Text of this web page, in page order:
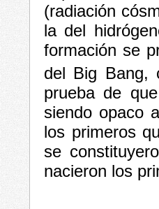
(radiación
la del
formación se
del Big Bang,
prueba de
siendo opaco
los primeros
se
nacieron los